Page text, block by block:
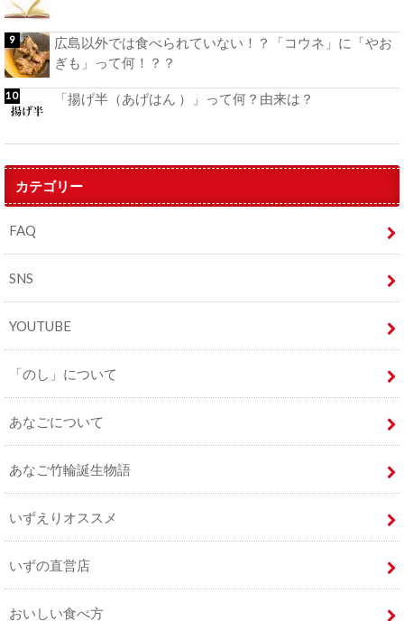
広島以外では食べられていない！？「コウネ」に「やお
ぎも」って何！？？
「揚げ半（あげはん ）」って何？由来は？
カテゴリー
FAQ
SNS
YOUTUBE
「のし」について
あなごについて
あなご竹輪誕生物語
いずえりオススメ
いずの直営店
おいしい食べ方